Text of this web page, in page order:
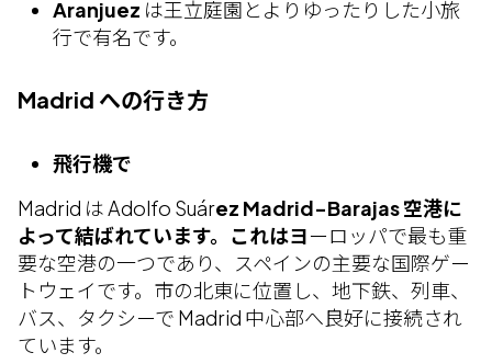
Aranjuez は王立庭園とよりゆったりした小旅
行で有名です。
Madrid への行き方
飛行機で
Madrid は Adolfo Suárez Madrid-Barajas 空港に
よって結ばれています。これはヨーロッパで最も重
要な空港の一つであり、スペインの主要な国際ゲー
トウェイです。市の北東に位置し、地下鉄、列車、
バス、タクシーで Madrid 中心部へ良好に接続され
ています。